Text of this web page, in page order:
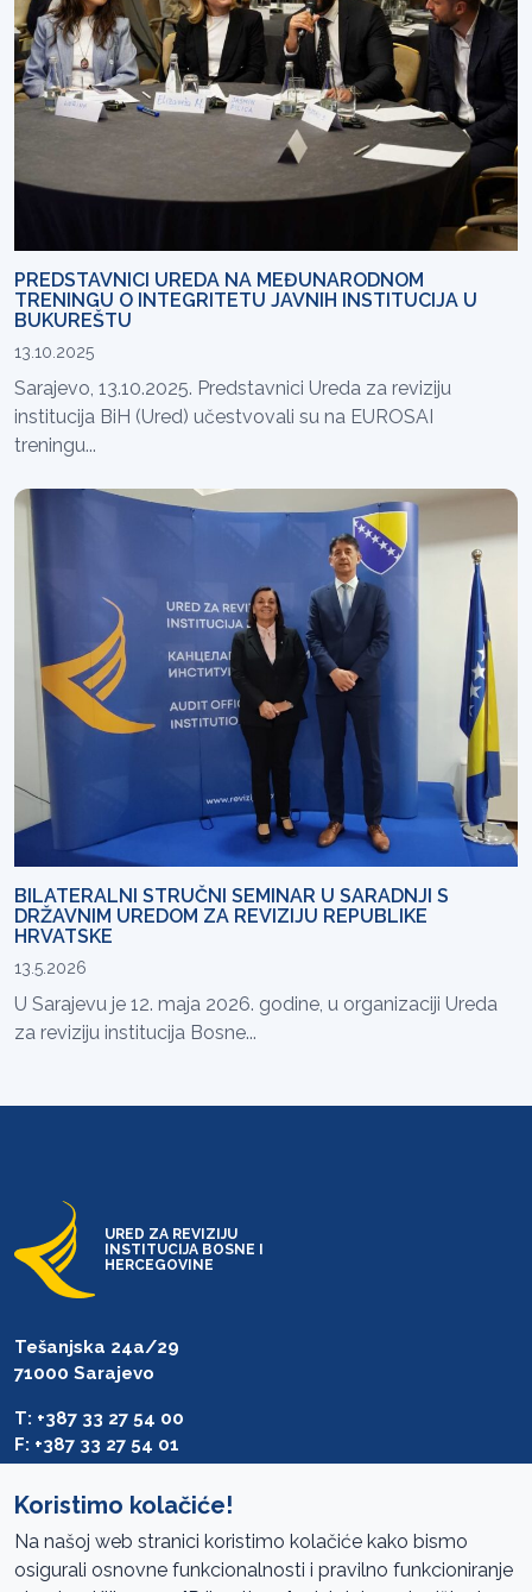
PREDSTAVNICI UREDA NA MEĐUNARODNOM
TRENINGU O INTEGRITETU JAVNIH INSTITUCIJA U
BUKUREŠTU
13.10.2025
Sarajevo, 13.10.2025. Predstavnici Ureda za reviziju
institucija BiH (Ured) učestvovali su na EUROSAI
treningu...
BILATERALNI STRUČNI SEMINAR U SARADNJI S
DRŽAVNIM UREDOM ZA REVIZIJU REPUBLIKE
HRVATSKE
13.5.2026
U Sarajevu je 12. maja 2026. godine, u organizaciji Ureda
za reviziju institucija Bosne...
URED ZA REVIZIJU
INSTITUCIJA BOSNE I
HERCEGOVINE
Tešanjska 24a/29
71000 Sarajevo
T: +387 33 27 54 00
F: +387 33 27 54 01
Koristimo kolačiće!
Na našoj web stranici koristimo kolačiće kako bismo
osigurali osnovne funkcionalnosti i pravilno funkcioniranje